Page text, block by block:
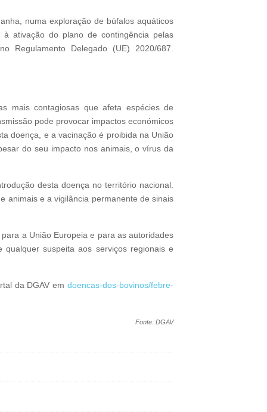
numa exploração de búfalos aquáticos
ativação do plano de contingência pelas
Regulamento Delegado (UE) 2020/687.
mais contagiosas que afeta espécies de
pode provocar impactos económicos
doença, e a vacinação é proibida na União
do seu impacto nos animais, o vírus da
desta doença no território nacional.
animais e a vigilância permanente de sinais
a União Europeia e para as autoridades
qualquer suspeita aos serviços regionais e
da DGAV em doencas-dos-bovinos/febre-
Fonte: DGAV